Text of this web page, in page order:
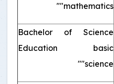
"mathematics"
Bachelor of Science
Education basic
"science"